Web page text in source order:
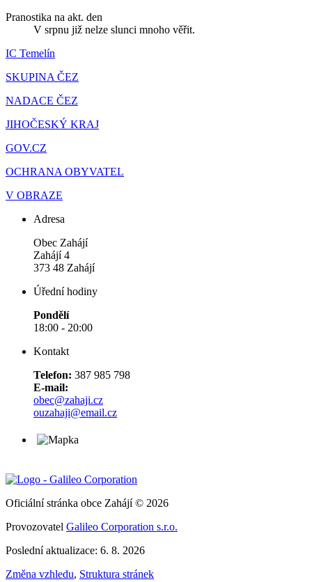
Pranostika na akt. den
V srpnu již nelze slunci mnoho věřit.
IC Temelín
SKUPINA ČEZ
NADACE ČEZ
JIHOČESKÝ KRAJ
GOV.CZ
OCHRANA OBYVATEL
V OBRAZE
Adresa
Obec Zahájí
Zahájí 4
373 48 Zahájí
Úřední hodiny
Pondělí
18:00 - 20:00
Kontakt
Telefon: 387 985 798
E-mail:
obec@zahaji.cz
ouzahaji@email.cz
Oficiální stránka obce Zahájí © 2026
Provozovatel Galileo Corporation s.r.o.
Poslední aktualizace: 6. 8. 2026
Změna vzhledu, Struktura stránek